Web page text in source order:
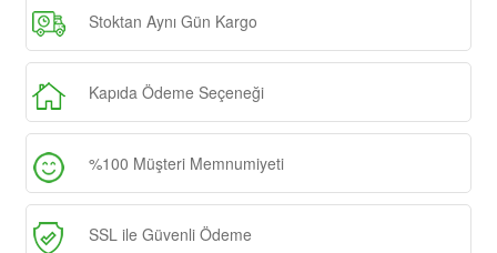
Stoktan Aynı Gün Kargo
Kapıda Ödeme Seçeneği
%100 Müşteri Memnumiyeti
SSL ile Güvenli Ödeme